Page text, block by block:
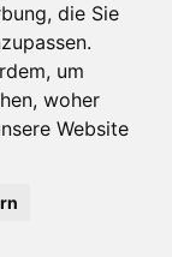
die Sie
um
woher
Website